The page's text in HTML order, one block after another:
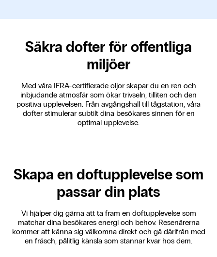
Säkra dofter för offentliga
miljöer
Med våra IFRA-certifierade oljorskapar du en ren och
inbjudande atmosfär som ökar trivseln, tilliten och den
positiva upplevelsen. Från avgångshall till tågstation, våra
dofter stimulerar subtilt dina besökares sinnen för en
optimal upplevelse.
Skapa en doftupplevelse som
passar din plats
Vi hjälper dig gärna att ta fram en doftupplevelse som
matchar dina besökares energi och behov. Resenärerna
kommer att känna sig välkomna direkt och gå därifrån med
en fräsch, pålitlig känsla som stannar kvar hos dem.